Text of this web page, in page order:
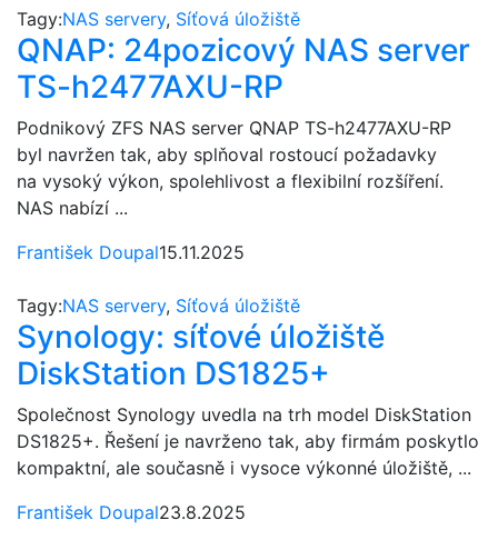
Tagy:NAS servery, Síťová úložiště
QNAP: 24pozicový NAS server
TS-h2477AXU-RP
Podnikový ZFS NAS server QNAP TS-h2477AXU-RP
byl navržen tak, aby splňoval rostoucí požadavky
na vysoký výkon, spolehlivost a flexibilní rozšíření.
NAS nabízí ...
František Doupal15.11.2025
Tagy:NAS servery, Síťová úložiště
Synology: síťové úložiště
DiskStation DS1825+
Společnost Synology uvedla na trh model DiskStation
DS1825+. Řešení je navrženo tak, aby firmám poskytlo
kompaktní, ale současně i vysoce výkonné úložiště, ...
František Doupal23.8.2025